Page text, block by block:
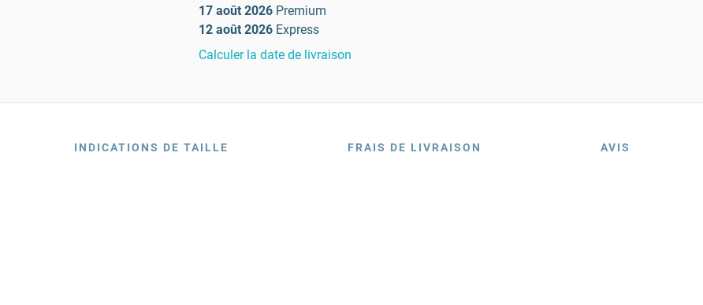
17 août 2026 Premium
12 août 2026 Express
Calculer la date de livraison
INDICATIONS DE TAILLE FRAIS DE LIVRAISON AVIS